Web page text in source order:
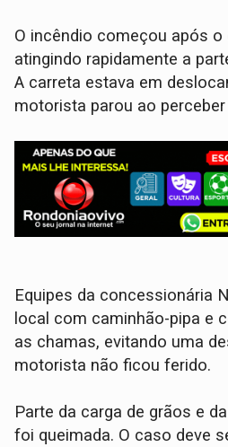
O incêndio começou após
atingindo rapidamente a
A carreta estava em
motorista parou ao
Equipes da concessionária
local com caminhão-pipa e
as chamas, evitando uma
motorista não ficou ferido.
Parte da carga de grãos e
foi queimada. O caso deve